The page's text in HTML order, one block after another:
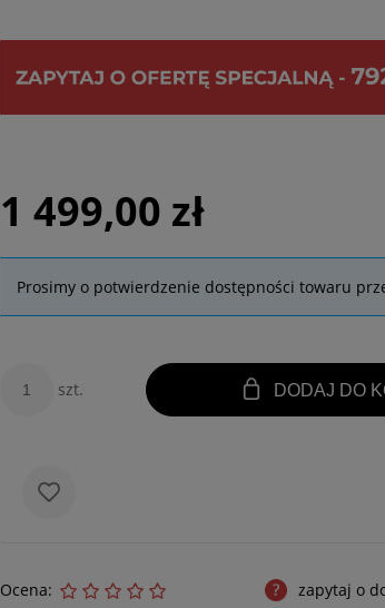
1 499,00 zł
Prosimy o potwierdzenie dostępności towaru
szt. DODAJ DO
Ocena:
zapytaj o